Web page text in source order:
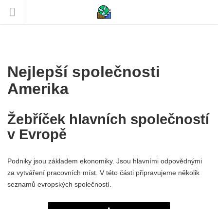
Nejlepší společnosti
Amerika
Žebříček hlavních společností
v Evropě
Podniky jsou základem ekonomiky. Jsou hlavními odpovědnými
za vytváření pracovních míst. V této části připravujeme několik
seznamů evropských společností.